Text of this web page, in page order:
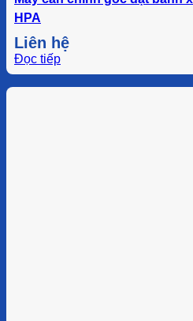
HPA
Liên hệ
Đọc tiếp